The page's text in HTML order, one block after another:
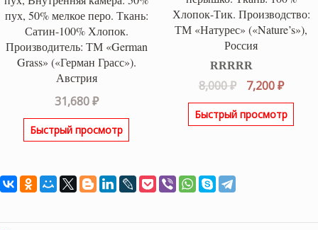
пух, 50% мелкое перо. Ткань:
Сатин-100% Хлопок.
Производитель: ТМ «German
Grass» («Герман Грасс»).
Австрия
31,680₽
Быстрый просмотр
Хлопок-Тик. Производство:
ТМ «Натурес» («Nature’s»),
Россия
Оценка5.00
из 5
8,000₽
цена
составляла
7,200₽
цена:
7,200
Быстрый просмотр